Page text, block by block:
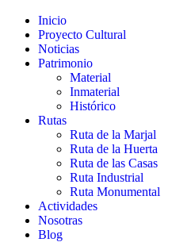
Inicio
Proyecto Cultural
Noticias
Patrimonio
Material
Inmaterial
Histórico
Rutas
Ruta de la Marjal
Ruta de la Huerta
Ruta de las Casas
Ruta Industrial
Ruta Monumental
Actividades
Nosotras
Blog